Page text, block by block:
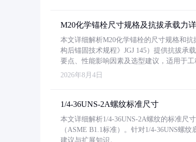
M20化学锚栓尺寸规格及抗拔承载力
本文详细解析M20化学锚栓的尺寸规格和
构后锚固技术规程》JGJ 145）提供抗拔承
要点、性能影响因素及选型建议，适用于工
2026年8月4日
1/4-36UNS-2A螺纹标准尺寸
本文详细解析1/4-36UNS-2A螺纹的标准尺
（ASME B1.1标准）。针对1/4-36UNS螺
建议与扩展知识。